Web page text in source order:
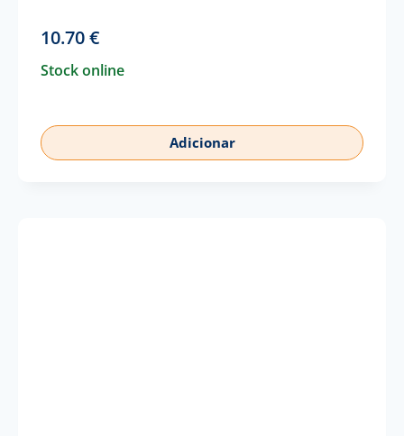
10.70€
Stock online
Adicionar